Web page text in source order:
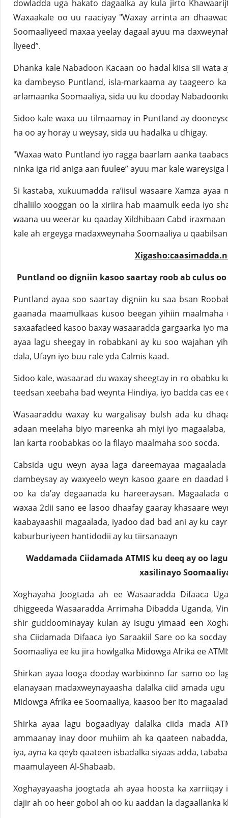
dowladda uga hakato dagaalka ay kula jirto
Waxaakale oo uu raaciyay "Waxay arrinta an
Soomaaliyeed maxaa yeelay dagaal ayuu ma
liyeed”.
Dhanka kale Nabadoon Kacaan oo hadal kiisa sii wata
ka dambeyso Puntland, isla-markaama ay taageero
arlamaanka Soomaaliya, sida uu ku dooday
Sidoo kale waxa uu tilmaamay in Puntland ay
ha oo ay horay u weysay, sida uu hadalka u dhigay.
"Waxaa wato Puntland iyo ragga baarlam aanka
ninka iga rid aniga aan fuulee” ayuu mar kale
Si kastaba, xukuumadda ra’iisul wasaare Xamza
dhaliilo xooggan oo la xiriira hab maamulk eeda iyo
waana uu weerar ku qaaday Xildhibaan Cabd
kale ah ergeyga madaxweynaha Soomaaliya u
Puntland oo digniin kasoo saartay roob ab culus
Puntland ayaa soo saartay digniin ku saa bsan
gaanada maamulkaas kusoo beegan yihiin
saxaafadeed kasoo baxay wasaaradda gargaarka iyo
ayaa lagu sheegay in robabkani ay ku soo wajahan
dala, Ufayn iyo buu rale yda Calmis kaad.
Sidoo kale, wasaarad du waxay sheegtay in ro obabku
teedsan xeebaha bad weynta Hindiya, iyo badda cas ee
Wasaaraddu waxay ku wargalisay bulsh ada ku
adaan meelaha biyo mareenka ah miyi iyo
lan karta roobabkas oo la filayo maalmaha soo socda.
Cabsida ugu weyn ayaa laga dareemayaa
dambeysay ay waxyeelo weyn kasoo gaare en
oo ka da’ay degaanada ku hareeraysan.
waxaa 2dii sano ee lasoo dhaafay gaaray khasaare
kaabayaashii magaalada, iyadoo dad bad ani ay ku
kaburburiyeen hantidodii ay ku tiirsanaayn
Waddamada Ciidamada ATMIS ku deeq ay oo
xasilinayo
Xoghayaha Joogtada ah ee Wasaaradda Difaaca
dhiggeeda Wasaaradda Arrimaha Dibadda Uganda,
shir guddoominayay kulan ay isugu yimaad een
sha Ciidamada Difaaca iyo Saraakiil Sare oo ka
Soomaaliya ee ku jira howlgalka Midowga Afrika ee
Shirkan ayaa looga dooday warbixinno far samo oo
elanayaan madaxweynayaasha dalalka ciid amada
Midowga Afrika ee Soomaaliya, kaasoo ber ito
Shirka ayaa lagu bogaadiyay dalalka ciida mada
ammaanay inay door muhiim ah ka qaateen
iya, ayna ka qeyb qaateen isbadalka siyaas adda,
maamulayeen Al-Shabaab.
Xoghayayaasha joogtada ah ayaa hoosta ka
dajir ah oo heer gobol ah oo ku aaddan la dagaallanka